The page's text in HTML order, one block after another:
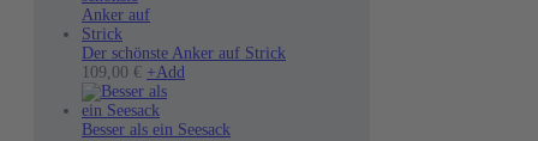
Der schönste Anker auf Strick
109,00 € +Add
mehrere
Besser als ein Seesack